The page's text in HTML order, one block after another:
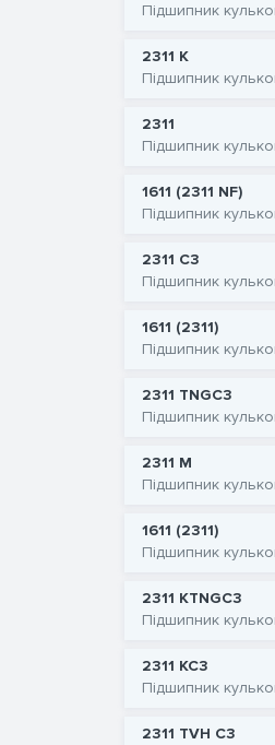
Підшипник
2311 K
Підшипник
2311
Підшипник
1611 (2311 NF)
Підшипник
2311 C3
Підшипник
1611 (2311)
Підшипник
2311 TNGC3
Підшипник
2311 M
Підшипник
1611 (2311)
Підшипник
2311 KTNGC3
Підшипник
2311 KC3
Підшипник
2311 TVH C3